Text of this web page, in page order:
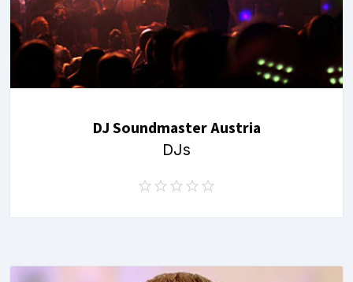
DJ Soundmaster Austria
DJs